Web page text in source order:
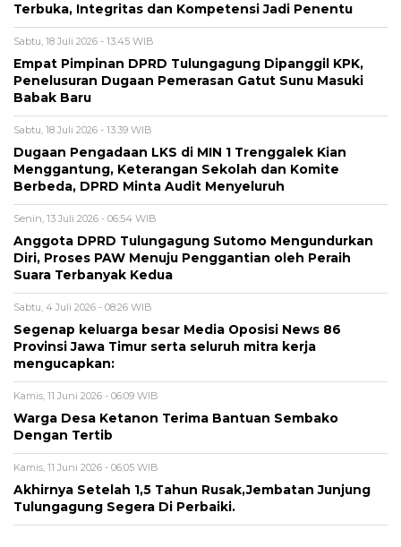
Terbuka, Integritas dan Kompetensi Jadi Penentu
Sabtu, 18 Juli 2026 - 13:45 WIB
Empat Pimpinan DPRD Tulungagung Dipanggil KPK,
Penelusuran Dugaan Pemerasan Gatut Sunu Masuki
Babak Baru
Sabtu, 18 Juli 2026 - 13:39 WIB
Dugaan Pengadaan LKS di MIN 1 Trenggalek Kian
Menggantung, Keterangan Sekolah dan Komite
Berbeda, DPRD Minta Audit Menyeluruh
Senin, 13 Juli 2026 - 06:54 WIB
Anggota DPRD Tulungagung Sutomo Mengundurkan
Diri, Proses PAW Menuju Penggantian oleh Peraih
Suara Terbanyak Kedua
Sabtu, 4 Juli 2026 - 08:26 WIB
Segenap keluarga besar Media Oposisi News 86
Provinsi Jawa Timur serta seluruh mitra kerja
mengucapkan:
Kamis, 11 Juni 2026 - 06:09 WIB
Warga Desa Ketanon Terima Bantuan Sembako
Dengan Tertib
Kamis, 11 Juni 2026 - 06:05 WIB
Akhirnya Setelah 1,5 Tahun Rusak,Jembatan Junjung
Tulungagung Segera Di Perbaiki.